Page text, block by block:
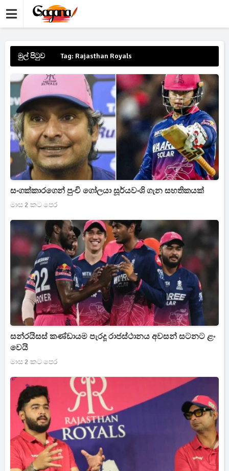
මුල් පිටුව Tag: Rajasthan Royals
සංගක්කාරගෙන් පුංචි ගෝලයා සූර්යවංශි ගැන සහතිකයක්
මාස 2 කට පෙර
සන්රයිසස් කණ්ඩායම පැරදූ රාජස්ථානය අවසන් සටනට ළං
වෙයි
මාස 2 කට පෙර